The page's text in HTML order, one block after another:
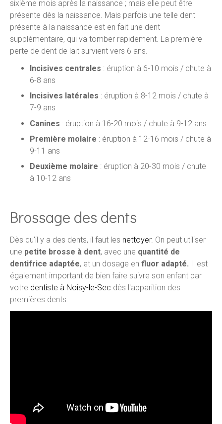
sixième mois après la naissance ; mais elle peut être
présente dès la naissance. Mais parfois une telle dent
présente à la naissance est en fait une dent
supplémentaire, qui va tomber rapidement. La première
perte de dent de lait survient vers 6 ans.
Incisives centrales : éruption à 6-10 mois / chute à
6-8 ans
Incisives latérales : éruption à 8-12 mois / chute à
7-9 ans
Canines : éruption à 16-20 mois / chute à 9-12 ans
Première molaire : éruption à 12-16 mois / chute à
9-11 ans
Deuxième molaire : éruption à 20-30 mois / chute
à 10-12 ans
Brossage des dents
Dès qu'il y a des dents, il faut les nettoyer. On peut utiliser
une petite brosse à dent, avec une quantité de
dentifrice adaptée, et un dosage en fluor adapté. Il est
également important de bien faire suivre son enfant par
votre dentiste à Noisy-le-Sec dès l'apparition des
premières dents.